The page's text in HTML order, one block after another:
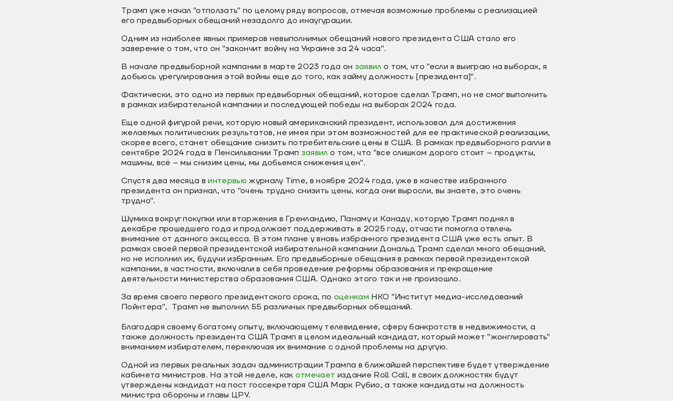
Трамп уже начал "отползать" по целому ряду вопросов, отмечая возможные проблемы с реализацией
его предвыборных обещаний незадолго до инаугурации.
Одним из наиболее явных примеров невыполнимых обещаний нового президента США стало его
заверение о том, что он "закончит войну на Украине за 24 часа".
В начале предвыборной кампании в марте 2023 года он заявил о том, что "если я выиграю на выборах, я
добьюсь урегулирования этой войны еще до того, как займу должность [президента]".
Фактически, это одно из первых предвыборных обещаний, которое сделал Трамп, но не смог выполнить
в рамках избирательной кампании и последующей победы на выборах 2024 года.
Еще одной фигурой речи, которую новый американский президент, использовал для достижения
желаемых политических результатов, не имея при этом возможностей для ее практической реализации,
скорее всего, станет обещание снизить потребительские цены в США. В рамках предвыборного ралли в
сентябре 2024 года в Пенсильвании Трамп заявил о том, что "все слишком дорого стоит – продукты,
машины, всё – мы снизим цены, мы добьемся снижения цен".
Cпустя два месяца винтервью журналу Time, в ноябре 2024 года, уже в качестве избранного
президента он признал, что "очень трудно снизить цены, когда они выросли, вы знаете, это очень
трудно".
Шумиха вокруг покупки или вторжения в Гренландию, Панаму и Канаду, которую Трамп поднял в
декабре прошедшего года и продолжает поддерживать в 2025 году, отчасти помогла отвлечь
внимание от данного эксцесса. В этом плане у вновь избранного президента США уже есть опыт. В
рамках своей первой президентской избирательной кампании Дональд Трамп сделал много обещаний,
но не исполнил их, будучи избранным. Его предвыборные обещания в рамках первой президентской
кампании, в частности, включали в себя проведение реформы образования и прекращение
деятельности министерства образования США. Однако этого так и не произошло.
За время своего первого президентского срока, по оценкам НКО "Институт медиа-исследований
Пойнтера", Трамп не выполнил 55 различных предвыборных обещаний.
Благодаря своему богатому опыту, включающему телевидение, сферу банкротств в недвижимости, а
также должность президента США Трамп в целом идеальный кандидат, который может "жонглировать"
вниманием избирателем, переключая их внимание с одной проблемы на другую.
Одной из первых реальных задач администрации Трампа в ближайшей перспективе будет утверждение
кабинета министров. На этой неделе, как отмечает издание Roll Call, в своих должностях будут
утверждены кандидат на пост госсекретаря США Марк Рубио, а также кандидаты на должность
министра обороны и главы ЦРУ.